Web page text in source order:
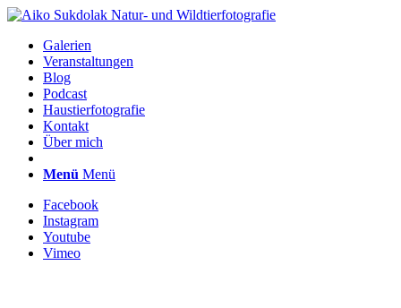
Galerien
Veranstaltungen
Blog
Podcast
Haustierfotografie
Kontakt
Über mich
Menü Menü
Facebook
Instagram
Youtube
Vimeo